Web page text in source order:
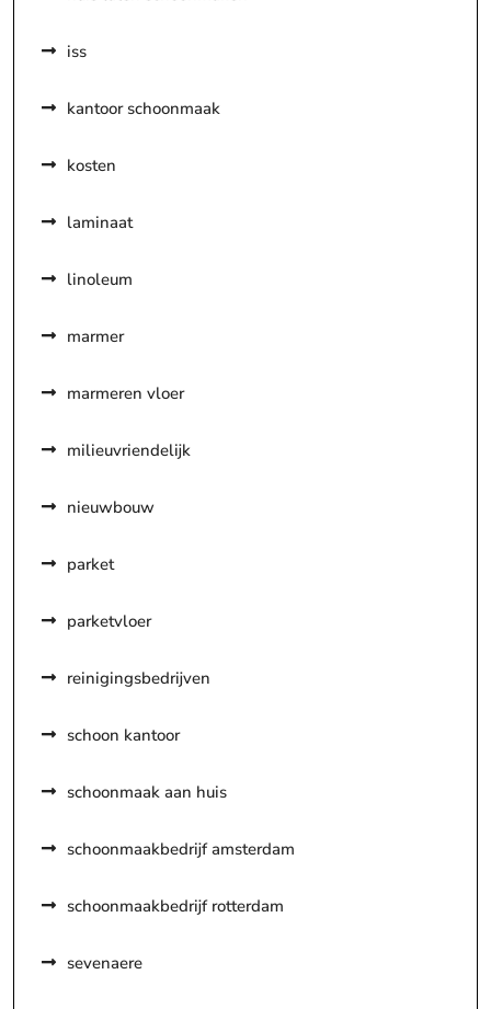
iss
kantoor schoonmaak
kosten
laminaat
linoleum
marmer
marmeren vloer
milieuvriendelijk
nieuwbouw
parket
parketvloer
reinigingsbedrijven
schoon kantoor
schoonmaak aan huis
schoonmaakbedrijf amsterdam
schoonmaakbedrijf rotterdam
sevenaere